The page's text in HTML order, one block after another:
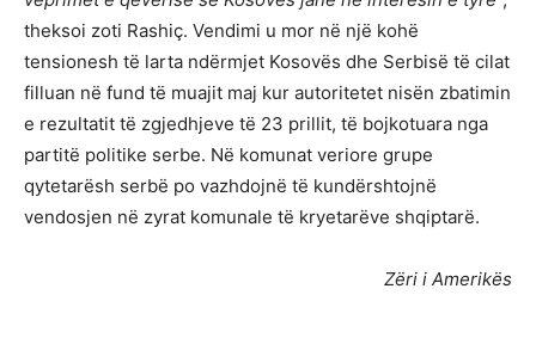
theksoi zoti Rashiç. Vendimi u mor në një kohë
tensionesh të larta ndërmjet Kosovës dhe Serbisë të cilat
filluan në fund të muajit maj kur autoritetet nisën zbatimin
e rezultatit të zgjedhjeve të 23 prillit, të bojkotuara nga
partitë politike serbe. Në komunat veriore grupe
qytetarësh serbë po vazhdojnë të kundërshtojnë
vendosjen në zyrat komunale të kryetarëve shqiptarë.
Zëri i Amerikës